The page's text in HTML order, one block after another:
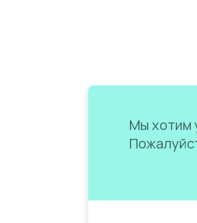
Мы хотим